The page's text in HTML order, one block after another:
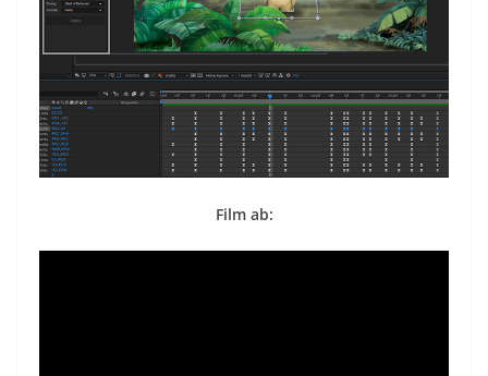
Film ab: